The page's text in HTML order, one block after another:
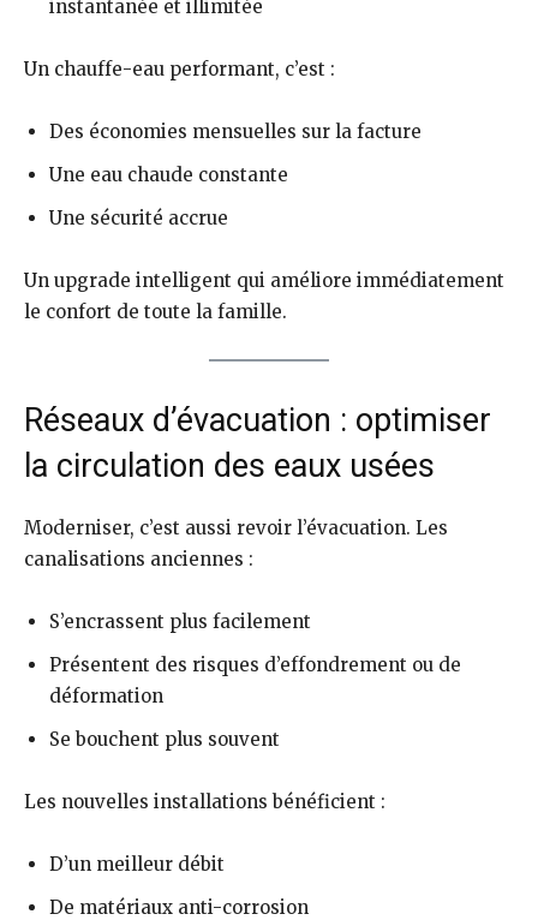
instantanée et illimitée
Un chauffe-eau performant, c’est :
Des économies mensuelles sur la facture
Une eau chaude constante
Une sécurité accrue
Un upgrade intelligent qui améliore immédiatement
le confort de toute la famille.
Réseaux d’évacuation : optimiser
la circulation des eaux usées
Moderniser, c’est aussi revoir l’évacuation. Les
canalisations anciennes :
S’encrassent plus facilement
Présentent des risques d’effondrement ou de
déformation
Se bouchent plus souvent
Les nouvelles installations bénéficient :
D’un meilleur débit
De matériaux anti-corrosion